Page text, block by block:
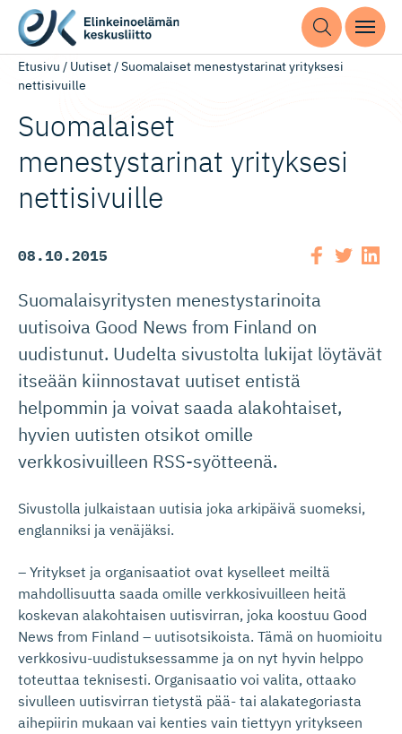
Etusivu / Uutiset/Suomalaiset menestystarinat yrityksesi
nettisivuille
Suomalaiset
menestystarinat yrityksesi
nettisivuille
08.10.2015
Suomalaisyritysten menestystarinoita
uutisoiva Good News from Finland on
uudistunut. Uudelta sivustolta lukijat löytävät
itseään kiinnostavat uutiset entistä
helpommin ja voivat saada alakohtaiset,
hyvien uutisten otsikot omille
verkkosivuilleen RSS-syötteenä.
Sivustolla julkaistaan uutisia joka arkipäivä suomeksi,
englanniksi ja venäjäksi.
– Yritykset ja organisaatiot ovat kyselleet meiltä
mahdollisuutta saada omille verkkosivuilleen heitä
koskevan alakohtaisen uutisvirran, joka koostuu Good
News from Finland – uutisotsikoista. Tämä on huomioitu
verkkosivu-uudistuksessamme ja on nyt hyvin helppo
toteuttaa teknisesti. Organisaatio voi valita, ottaako
sivulleen uutisvirran tietystä pää- tai alakategoriasta
aihepiirin mukaan vai kenties vain tiettyyn yritykseen